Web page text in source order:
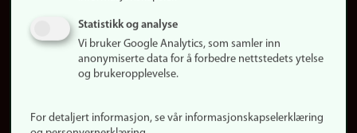
Om nettstedet
Informasjonskapsler
Personvern
Statistikk og analyse
Vi bruker Google Analytics, som samler inn
anonymiserte data for å forbedre nettstedets ytelse
og brukeropplevelse.
For detaljert informasjon, se vår informasjonskapselerklæring